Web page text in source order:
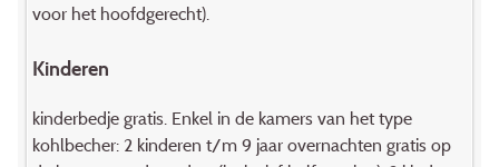
voor het hoofdgerecht).
Kinderen
kinderbedje gratis. Enkel in de kamers van het type
kohlbecher: 2 kinderen t/m 9 jaar overnachten gratis op